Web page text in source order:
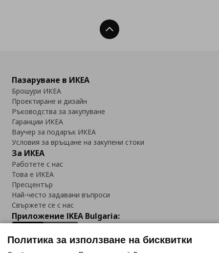
Нагоре
Пазаруване в ИКЕА
Брошури ИКЕА
Проектиране и дизайн
Ръководства за закупуване
Гаранции ИКЕА
Ваучер за подарък ИКЕА
Условия за връщане на закупени стоки
За ИКЕА
Работете с нас
Това е ИКЕА
Пресцентър
Най-често задавани въпроси
Свържете се с нас
Приложение IKEA Bulgaria:
Политика за използване на бисквитки